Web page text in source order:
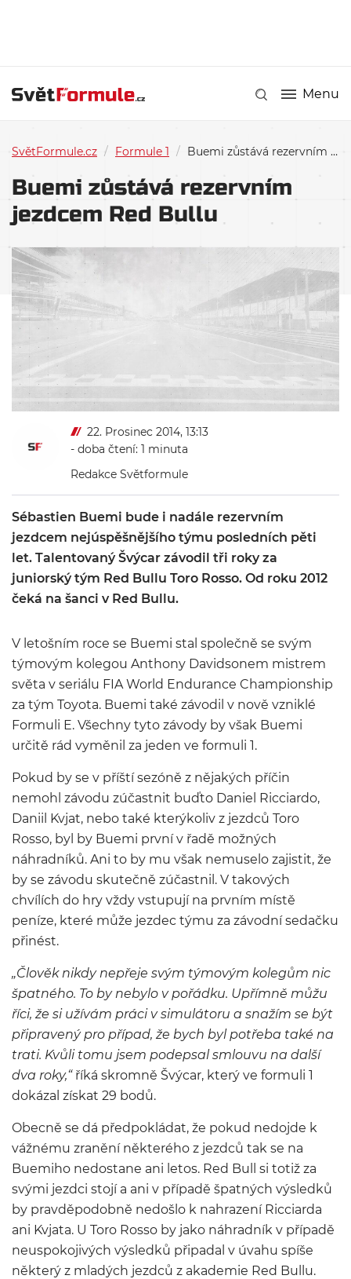
Menu
SvětFormule.cz / Formule 1 / Buemi zůstává rezervním jezdcem Red Bullu
Buemi zůstává rezervním
jezdcem Red Bullu
22. Prosinec 2014, 13:13
- doba čtení: 1 minuta
Redakce Světformule
Sébastien Buemi bude i nadále rezervním
jezdcem nejúspěšnějšího týmu posledních pěti
let. Talentovaný Švýcar závodil tři roky za
juniorský tým Red Bullu Toro Rosso. Od roku 2012
čeká na šanci v Red Bullu.
V letošním roce se Buemi stal společně se svým
týmovým kolegou Anthony Davidsonem mistrem
světa v seriálu FIA World Endurance Championship
za tým Toyota. Buemi také závodil v nově vzniklé
Formuli E. Všechny tyto závody by však Buemi
určitě rád vyměnil za jeden ve formuli 1.
Pokud by se v příští sezóně z nějakých příčin
nemohl závodu zúčastnit buďto Daniel Ricciardo,
Daniil Kvjat, nebo také kterýkoliv z jezdců Toro
Rosso, byl by Buemi první v řadě možných
náhradníků. Ani to by mu však nemuselo zajistit, že
by se závodu skutečně zúčastnil. V takových
chvílích do hry vždy vstupují na prvním místě
peníze, které může jezdec týmu za závodní sedačku
přinést.
„Člověk nikdy nepřeje svým týmovým kolegům nic
špatného. To by nebylo v pořádku. Upřímně můžu
říci, že si užívám práci v simulátoru a snažím se být
připravený pro případ, že bych byl potřeba také na
trati. Kvůli tomu jsem podepsal smlouvu na další
dva roky,“ říká skromně Švýcar, který ve formuli 1
dokázal získat 29 bodů.
Obecně se dá předpokládat, že pokud nedojde k
vážnému zranění některého z jezdců tak se na
Buemiho nedostane ani letos. Red Bull si totiž za
svými jezdci stojí a ani v případě špatných výsledků
by pravděpodobně nedošlo k nahrazení Ricciarda
ani Kvjata. U Toro Rosso by jako náhradník v případě
neuspokojivých výsledků připadal v úvahu spíše
některý z mladých jezdců z akademie Red Bullu.